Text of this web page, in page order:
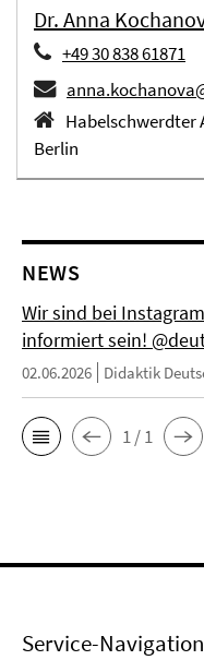
Dr. Anna
+49 30 838 61871
Habelschwerdter
Berlin
NEWS
Wir sind bei
informiert sein!
02.06.2026 Didaktik
1 / 1
Service-Navigation